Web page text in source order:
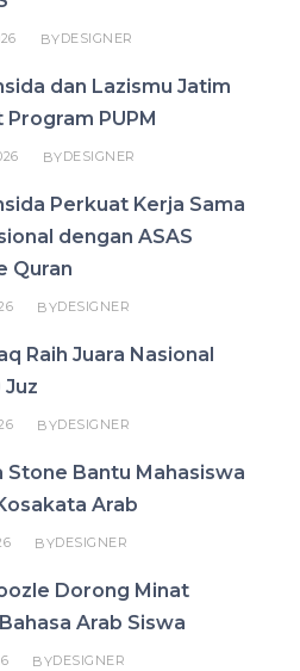
BYDESIGNER
dan Lazismu Jatim
Program PUPM
BYDESIGNER
Perkuat Kerja Sama
dengan ASAS
Quran
BYDESIGNER
Raih Juara Nasional
Juz
BYDESIGNER
Stone Bantu Mahasiswa
Arab
BYDESIGNER
Dorong Minat
Arab Siswa
BYDESIGNER